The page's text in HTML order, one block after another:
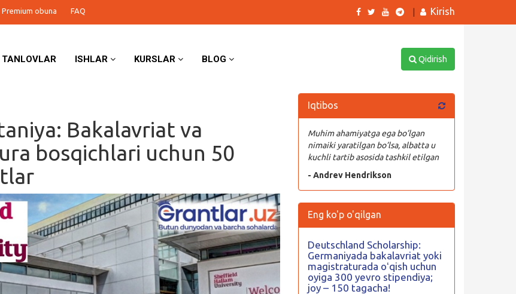
Premium obuna FAQ Kirish
TANLOVLAR ISHLAR KURSLAR BLOG Qidirish
Bakalavriat va
bosqichlari uchun 50
Iqtibos
Muhim ahamiyatga ega bo’lgan
nimaiki yaratilgan bo’lsa, albatta u
kuchli tartib asosida tashkil etilgan
- Andrev Hendrikson
Eng ko'p o'qilgan
Deutschland Scholarship:
Germaniyada bakalavriat yoki
magistraturada oʻqish uchun
oyiga 300 yevro stipendiya;
joy – 150 tagacha!